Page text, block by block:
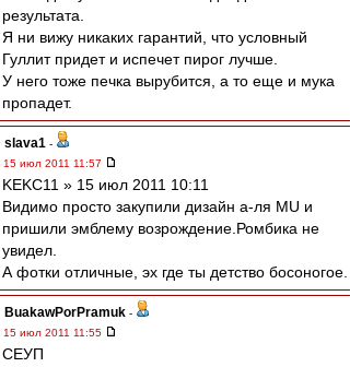
результата.
Я ни вижу никаких гарантий, что условный
Гуллит придет и испечет пирог лучше.
У него тоже печка вырубится, а то еще и мука
пропадет.
slava1 -
15 июл 2011 11:57
KEKC11 » 15 июл 2011 10:11
Видимо просто закупили дизайн а-ля MU и
пришили эмблему возрождение.Ромбика не
увидел.
А фотки отличные, эх где ты детство босоногое.
BuakawPorPramuk -
15 июл 2011 11:55
СЕУП